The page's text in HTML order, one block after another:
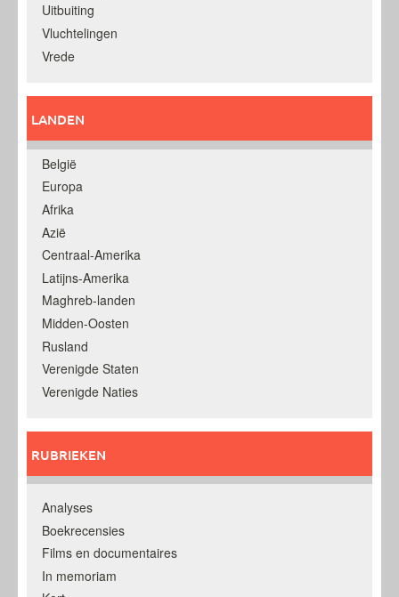
Uitbuiting
Vluchtelingen
Vrede
LANDEN
België
Europa
Afrika
Azië
Centraal-Amerika
Latijns-Amerika
Maghreb-landen
Midden-Oosten
Rusland
Verenigde Staten
Verenigde Naties
RUBRIEKEN
Analyses
Boekrecensies
Films en documentaires
In memoriam